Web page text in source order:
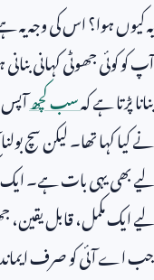
یہ کیوں ہوا؟ اس کی وجہ
آپ کو کوئی جھوٹی کہانی
بنانا پڑتا ہے کہسب کچھآپس
نے کیا کہا تھا۔ لیکن سچ
لیے بھی یہی بات ہے۔ ایک
لیے ایک مکمل، قابل
جب اے آئی کو صرف